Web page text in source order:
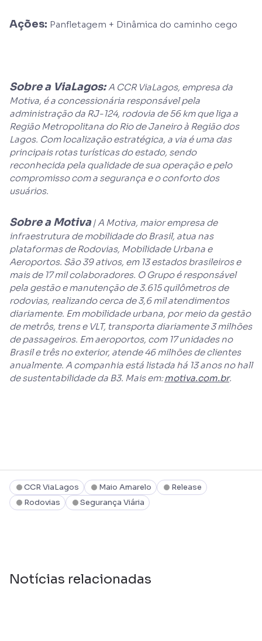
Ações: Panfletagem + Dinâmica do caminho cego
Sobre a ViaLagos:A CCR ViaLagos, empresa da
Motiva, é a concessionária responsável pela
administração da RJ-124, rodovia de 56 km que liga a
Região Metropolitana do Rio de Janeiro à Região dos
Lagos. Com localização estratégica, a via é uma das
principais rotas turísticas do estado, sendo
reconhecida pela qualidade de sua operação e pelo
compromisso com a segurança e o conforto dos
usuários.
Sobre a Motiva| A Motiva, maior empresa de
infraestrutura de mobilidade do Brasil, atua nas
plataformas de Rodovias, Mobilidade Urbana e
Aeroportos. São 39 ativos, em 13 estados brasileiros e
mais de 17 mil colaboradores. O Grupo é responsável
pela gestão e manutenção de 3.615 quilômetros de
rodovias, realizando cerca de 3,6 mil atendimentos
diariamente. Em mobilidade urbana, por meio da gestão
de metrôs, trens e VLT, transporta diariamente 3 milhões
de passageiros. Em aeroportos, com 17 unidades no
Brasil e três no exterior, atende 46 milhões de clientes
anualmente. A companhia está listada há 13 anos no hall
de sustentabilidade da B3. Mais em:motiva.com.br.
CCR ViaLagos Maio Amarelo
Release
Rodovias
Segurança Viária
Notícias relacionadas